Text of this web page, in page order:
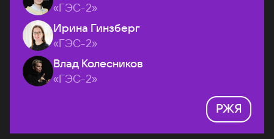
«ГЭС-2»
Ирина Гинзберг
«ГЭС-2»
Влад Колесников
«ГЭС-2»
РЖЯ